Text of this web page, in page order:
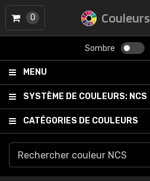
Couleurs
Sombre
MENU
SYSTÈME DE COULEURS: NCS
CATÉGORIES DE COULEURS
0